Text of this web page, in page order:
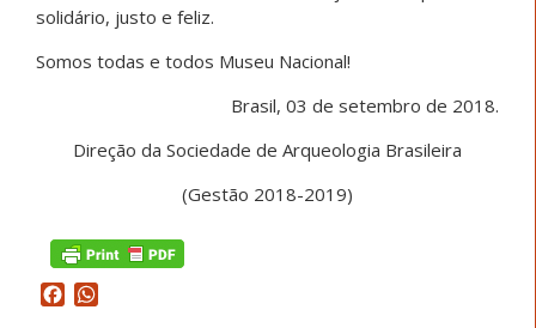
solidário, justo e feliz.
Somos todas e todos Museu Nacional!
Brasil, 03 de setembro de 2018.
Direção da Sociedade de Arqueologia Brasileira
(Gestão 2018-2019)
Facebook